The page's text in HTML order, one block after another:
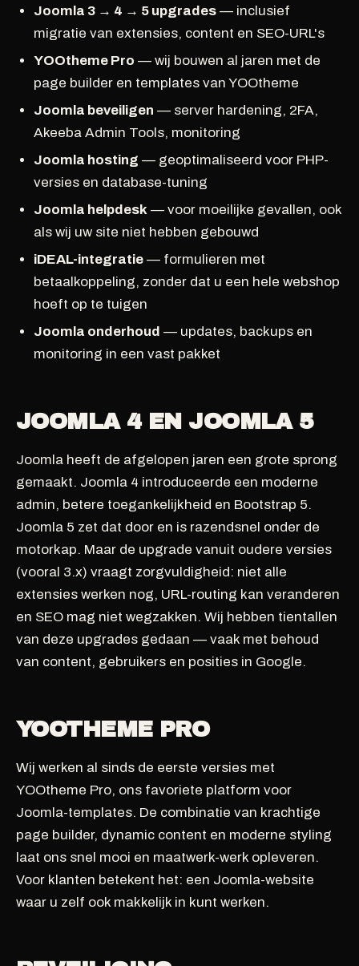
Joomla 3 → 4 → 5 upgrades — inclusief
migratie van extensies, content en SEO-URL's
YOOtheme Pro — wij bouwen al jaren met de
page builder en templates van YOOtheme
Joomla beveiligen — server hardening, 2FA,
Akeeba Admin Tools, monitoring
Joomla hosting — geoptimaliseerd voor PHP-
versies en database-tuning
Joomla helpdesk — voor moeilijke gevallen, ook
als wij uw site niet hebben gebouwd
iDEAL-integratie — formulieren met
betaalkoppeling, zonder dat u een hele webshop
hoeft op te tuigen
Joomla onderhoud — updates, backups en
monitoring in een vast pakket
JOOMLA 4 EN JOOMLA 5
Joomla heeft de afgelopen jaren een grote sprong
gemaakt. Joomla 4 introduceerde een moderne
admin, betere toegankelijkheid en Bootstrap 5.
Joomla 5 zet dat door en is razendsnel onder de
motorkap. Maar de upgrade vanuit oudere versies
(vooral 3.x) vraagt zorgvuldigheid: niet alle
extensies werken nog, URL-routing kan veranderen
en SEO mag niet wegzakken. Wij hebben tientallen
van deze upgrades gedaan — vaak met behoud
van content, gebruikers en posities in Google.
YOOTHEME PRO
Wij werken al sinds de eerste versies met
YOOtheme Pro, ons favoriete platform voor
Joomla-templates. De combinatie van krachtige
page builder, dynamic content en moderne styling
laat ons snel mooi en maatwerk-werk opleveren.
Voor klanten betekent het: een Joomla-website
waar u zelf ook makkelijk in kunt werken.